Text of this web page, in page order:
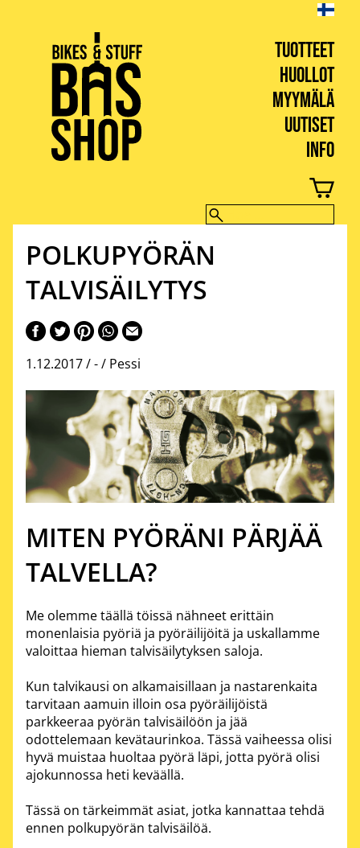
TUOTTEET
HUOLLOT
MYYMÄLÄ
UUTISET
INFO
BIKES & STUFF
POLKUPYÖRÄN
TALVISÄILYTYS
1.12.2017 /-/ Pessi
MITEN PYÖRÄNI PÄRJÄÄ
TALVELLA?
Me olemme täällä töissä nähneet erittäin
monenlaisia pyöriä ja pyöräilijöitä ja uskallamme
valoittaa hieman talvisäilytyksen saloja.
Kun talvikausi on alkamaisillaan ja nastarenkaita
tarvitaan aamuin illoin osa pyöräilijöistä
parkkeeraa pyörän talvisäilöön ja jää
odottelemaan kevätaurinkoa. Tässä vaiheessa olisi
hyvä muistaa huoltaa pyörä läpi, jotta pyörä olisi
ajokunnossa heti keväällä.
Tässä on tärkeimmät asiat, jotka kannattaa tehdä
ennen polkupyörän talvisäilöä.